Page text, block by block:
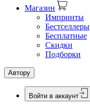
Магазин
Импринты
Бестселлеры
Бесплатные
Скидки
Подборки
Автору
Войти в аккаунт